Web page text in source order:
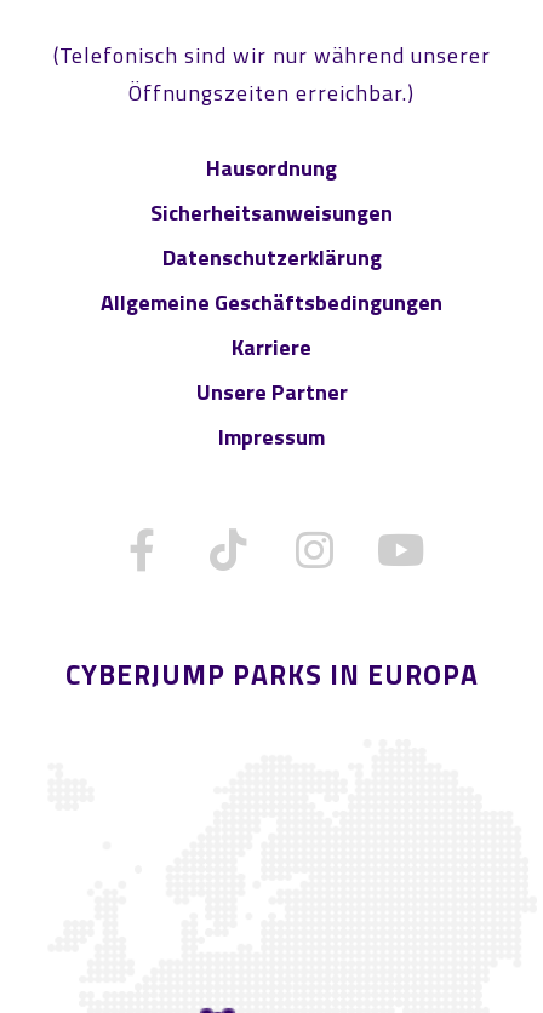
(Telefonisch sind wir nur während unserer
Öffnungszeiten erreichbar.)
Hausordnung
Sicherheitsanweisungen
Datenschutzerklärung
Allgemeine Geschäftsbedingungen
Karriere
Unsere Partner
Impressum
CYBERJUMP PARKS IN EUROPA